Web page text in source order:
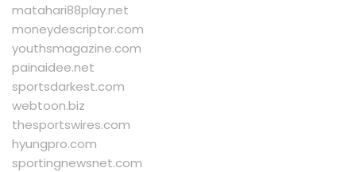
matahari88play.net
moneydescriptor.com
youthsmagazine.com
painaidee.net
sportsdarkest.com
webtoon.biz
thesportswires.com
hyungpro.com
sportingnewsnet.com